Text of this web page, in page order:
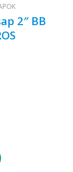
2″ BB
12/karton -